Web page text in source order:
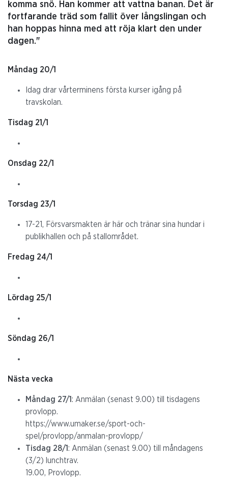
komma snö. Han kommer att vattna banan. Det är
fortfarande träd som fallit över långslingan och
han hoppas hinna med att röja klart den under
dagen."
Måndag 20/1
Idag drar vårterminens första kurser igång på
travskolan.
Tisdag 21/1
Onsdag 22/1
Torsdag 23/1
17-21, Försvarsmakten är här och tränar sina hundar i
publikhallen och på stallområdet.
Fredag 24/1
Lördag 25/1
Söndag 26/1
Nästa vecka
Måndag 27/1: Anmälan (senast 9.00) till tisdagens
provlopp.
https://www.umaker.se/sport-och-
spel/provlopp/anmalan-provlopp/
Tisdag 28/1: Anmälan (senast 9.00) till måndagens
(3/2) lunchtrav.
19.00, Provlopp.